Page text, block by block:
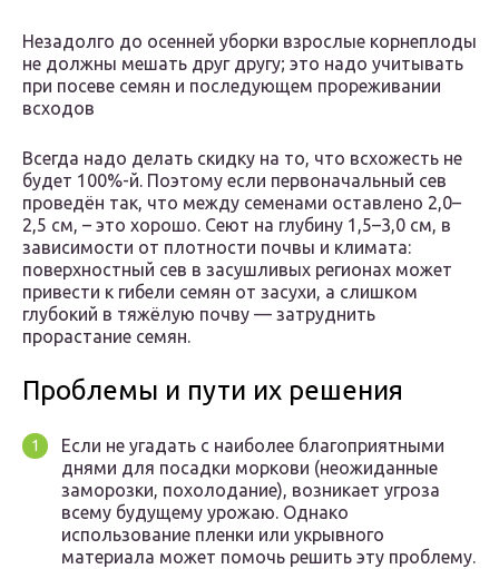
Незадолго до осенней уборки взрослые корнеплоды
не должны мешать друг другу; это надо учитывать
при посеве семян и последующем прореживании
всходов
Всегда надо делать скидку на то, что всхожесть не
будет 100%-й. Поэтому если первоначальный сев
проведён так, что между семенами оставлено 2,0–
2,5 см, – это хорошо. Сеют на глубину 1,5–3,0 см, в
зависимости от плотности почвы и климата:
поверхностный сев в засушливых регионах может
привести к гибели семян от засухи, а слишком
глубокий в тяжёлую почву — затруднить
прорастание семян.
Проблемы и пути их решения
Если не угадать с наиболее благоприятными
днями для посадки моркови (неожиданные
заморозки, похолодание), возникает угроза
всему будущему урожаю. Однако
использование пленки или укрывного
материала может помочь решить эту проблему.